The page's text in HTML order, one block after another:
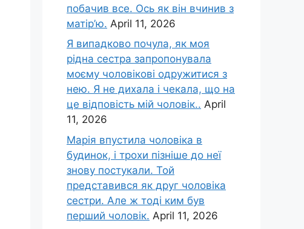
побачив все. Ось як він вчинив з
матір’ю. April 11, 2026
Я випадково почула, як моя
рідна сестра запропонувала
моєму чоловікові одружитися з
нею. Я не дихала і чекала, що на
це відповість мій чоловік.. April
11, 2026
Марія впустила чоловіка в
будинок, і трохи пізніше до неї
знову постукали. Той
представився як друг чоловіка
сестри. Але ж тоді ким був
перший чоловік. April 11, 2026